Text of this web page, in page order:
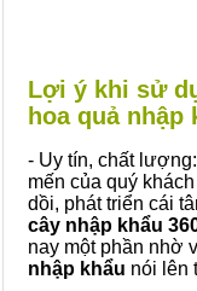
Lợi ý khi sử
hoa quả nhập
- Uy tín, chất
mến của quý
dồi, phát triển cái
cây nhập khẩu
nay một phần nhờ
nhập khẩu nói lên